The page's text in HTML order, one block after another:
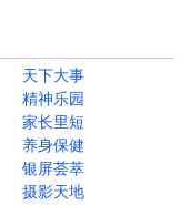
天下大事
精神乐园
家长里短
养身保健
银屏荟萃
摄影天地